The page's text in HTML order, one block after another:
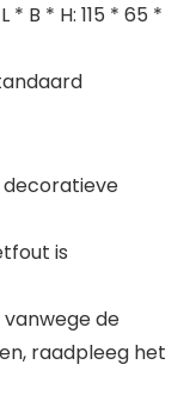
B * H: 115 * 65 *
is
vanwege de
raadpleeg het